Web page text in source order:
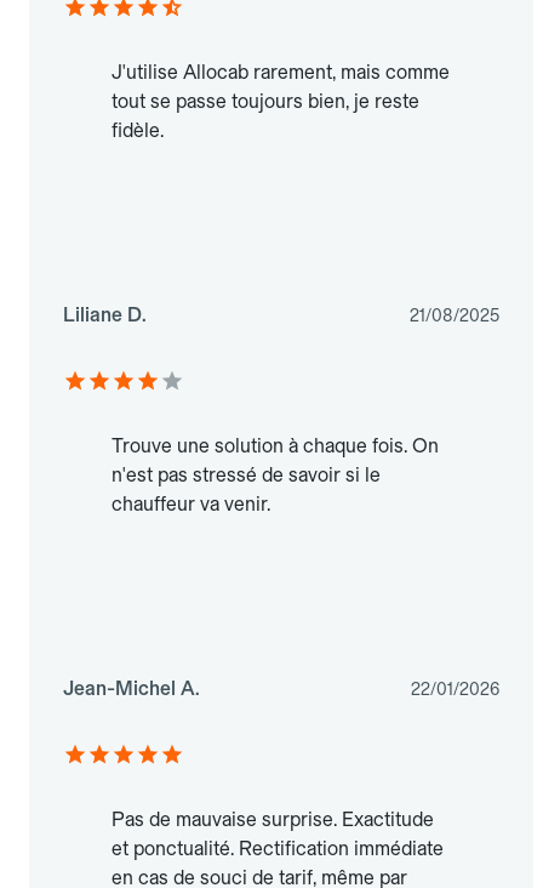
J'utilise Allocab rarement, mais comme
tout se passe toujours bien, je reste
fidèle.
Liliane D. 21/08/2025
Trouve une solution à chaque fois. On
n'est pas stressé de savoir si le
chauffeur va venir.
Jean-Michel A. 22/01/2026
Pas de mauvaise surprise. Exactitude
et ponctualité. Rectification immédiate
en cas de souci de tarif, même par